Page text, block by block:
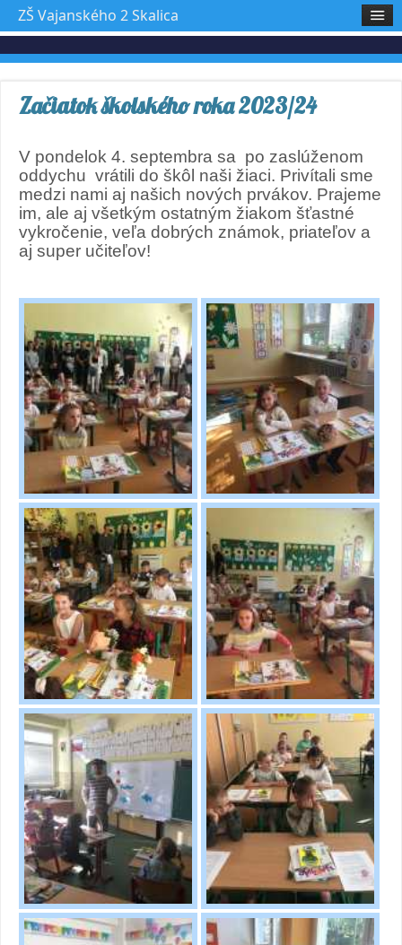
Začiatok školského roka 2023/24
V pondelok 4. septembra sa po zaslúženom
oddychu vrátili do škôl naši žiaci. Privítali sme
medzi nami aj našich nových prvákov. Prajeme
im, ale aj všetkým ostatným žiakom šťastné
vykročenie, veľa dobrých známok, priateľov a
aj super učiteľov!
ZŠ Vajanského 2 Skalica